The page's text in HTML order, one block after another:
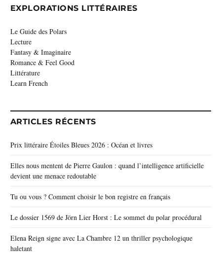
EXPLORATIONS LITTÉRAIRES
Le Guide des Polars
Lecture
Fantasy & Imaginaire
Romance & Feel Good
Littérature
Learn French
ARTICLES RÉCENTS
Prix littéraire Étoiles Bleues 2026 : Océan et livres
Elles nous mentent de Pierre Gaulon : quand l’intelligence artificielle
devient une menace redoutable
Tu ou vous ? Comment choisir le bon registre en français
Le dossier 1569 de Jörn Lier Horst : Le sommet du polar procédural
Elena Reign signe avec La Chambre 12 un thriller psychologique
haletant